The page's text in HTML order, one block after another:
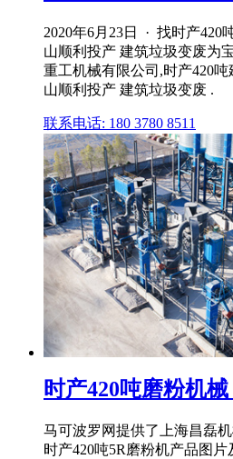
2020年6月23日 · 找时产420
山顺利投产 建筑垃圾变废为
重工机械有限公司,时产420
山顺利投产 建筑垃圾变废 .
联系电话: 180 3780 8511
时产420吨磨粉机
马可波罗网提供了上海昌磊
时产420吨5R磨粉机产品图